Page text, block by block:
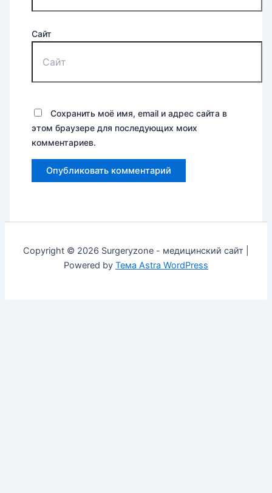
Сайт
Сохранить моё имя, email и адрес сайта в
этом браузере для последующих моих
комментариев.
Copyright © 2026 Surgeryzone - медицинский сайт |
Powered by Тема Astra WordPress